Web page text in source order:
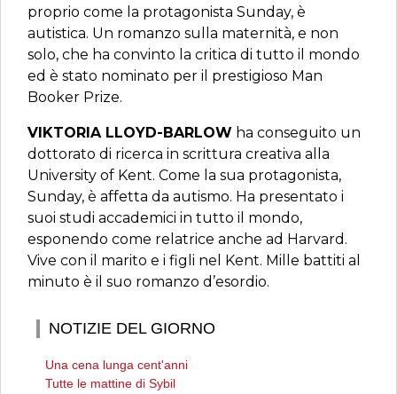
proprio come la protagonista Sunday, è
autistica. Un romanzo sulla maternità, e non
solo, che ha convinto la critica di tutto il mondo
ed è stato nominato per il prestigioso Man
Booker Prize.
VIKTORIA LLOYD-BARLOW ha conseguito un
dottorato di ricerca in scrittura creativa alla
University of Kent. Come la sua protagonista,
Sunday, è affetta da autismo. Ha presentato i
suoi studi accademici in tutto il mondo,
esponendo come relatrice anche ad Harvard.
Vive con il marito e i figli nel Kent. Mille battiti al
minuto è il suo romanzo d’esordio.
NOTIZIE DEL GIORNO
Una cena lunga cent'anni
Tutte le mattine di Sybil